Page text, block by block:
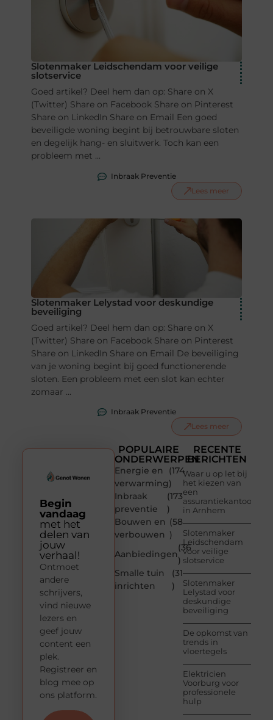
Slotenmaker Leidschendam voor veilige
slotservice
Goed artikel? Deel hem dan op: Share on X
(Twitter) Share on Facebook Share on Pinterest
Share on LinkedIn Share on Email Een goed
beveiligde woning begint bij betrouwbare sloten
en degelijk hang- en sluitwerk. Toch kan een
probleem met ...
Inbraak Preventie
Lees meer
Slotenmaker Lelystad voor deskundige
beveiliging
Goed artikel? Deel hem dan op: Share on X
(Twitter) Share on Facebook Share on Pinterest
Share on LinkedIn Share on Email De beveiliging
van je woning begint bij goed functionerende
sloten. Een probleem met een slot kan echter
zomaar ...
Inbraak Preventie
Lees meer
POPULAIRE
ONDERWERPEN
Energie en
verwarming
(174
)
Inbraak
preventie
(173
)
Bouwen en
verbouwen
(58
)
Aanbiedingen
(36
)
Smalle tuin
inrichten
(31
)
RECENTE
BERICHTEN
Waar u op let bij
het kiezen van
een
assurantiekantoor
in Arnhem
Slotenmaker
Leidschendam
voor veilige
slotservice
Slotenmaker
Lelystad voor
deskundige
beveiliging
De opkomst van
trends in
vloertegels
Elektricien
Voorburg voor
professionele
hulp
Begin
vandaag
met het
delen van
jouw
verhaal!
Ontmoet
andere
schrijvers,
vind nieuwe
lezers en
geef jouw
content een
plek.
Registreer en
blog mee op
ons platform.